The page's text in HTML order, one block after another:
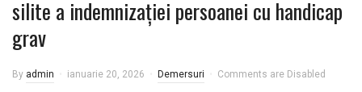
silite a indemnizației persoanei cu handicap
grav
By admin ianuarie 20, 2026 Demersuri Comments are Disabled